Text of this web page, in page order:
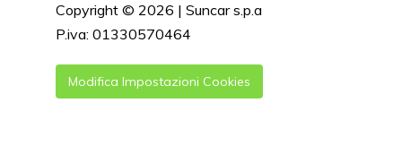
Copyright © 2026 | Suncar s.p.a
P.iva: 01330570464
Modifica Impostazioni Cookies